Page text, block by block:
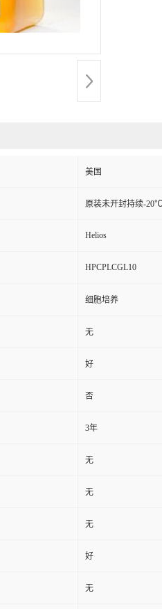
美国
原装未开封持续-
Helios
HPCPLCGL10
细胞培养
无
好
否
3年
无
无
无
好
无